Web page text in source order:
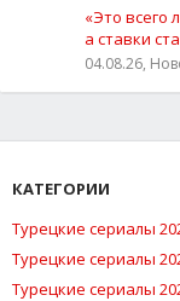
«Это всего
а ставки
04.08.26,
КАТЕГОРИИ
Турецкие сериалы
Турецкие сериалы
Турецкие сериалы